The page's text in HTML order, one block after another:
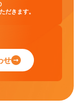
だきます。
せ